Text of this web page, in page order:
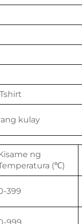
kulay
ng
(℃)
399
999